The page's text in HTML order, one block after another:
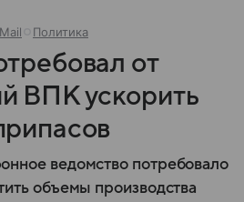
Политика
от
ВПК ускорить
ведомство потребовало
объемы производства